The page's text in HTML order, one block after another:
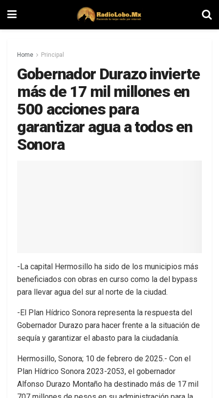
Home Principal
Gobernador Durazo invierte
más de 17 mil millones en
500 acciones para
garantizar agua a todos en
Sonora
-La capital Hermosillo ha sido de los municipios más
beneficiados con obras en curso como la del bypass
para llevar agua del sur al norte de la ciudad.
-El Plan Hídrico Sonora representa la respuesta del
Gobernador Durazo para hacer frente a la situación de
sequía y garantizar el abasto para la ciudadanía.
Hermosillo, Sonora; 10 de febrero de 2025.- Con el
Plan Hídrico Sonora 2023-2053, el gobernador
Alfonso Durazo Montaño ha destinado más de 17 mil